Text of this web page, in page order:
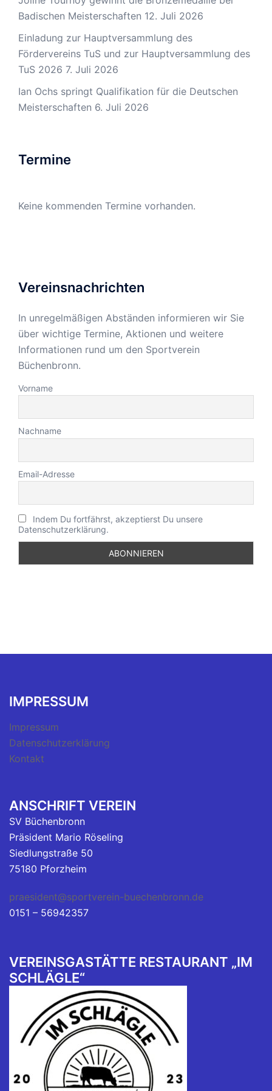
Badischen Meisterschaften 12. Juli 2026
Einladung zur Hauptversammlung des
Fördervereins TuS und zur Hauptversammlung des
TuS 2026 7. Juli 2026
Ian Ochs springt Qualifikation für die Deutschen
Meisterschaften 6. Juli 2026
Termine
Keine kommenden Termine vorhanden.
Vereinsnachrichten
In unregelmäßigen Abständen informieren wir Sie
über wichtige Termine, Aktionen und weitere
Informationen rund um den Sportverein
Büchenbronn.
Vorname
Nachname
Email-Adresse
Indem Du fortfährst, akzeptierst Du unsere
Datenschutzerklärung.
IMPRESSUM
Impressum
Datenschutzerklärung
Kontakt
ANSCHRIFT VEREIN
SV Büchenbronn
Präsident Mario Röseling
Siedlungstraße 50
75180 Pforzheim
praesident@sportverein-buechenbronn.de
0151 – 56942357
VEREINSGASTÄTTE RESTAURANT „IM
SCHLÄGLE“